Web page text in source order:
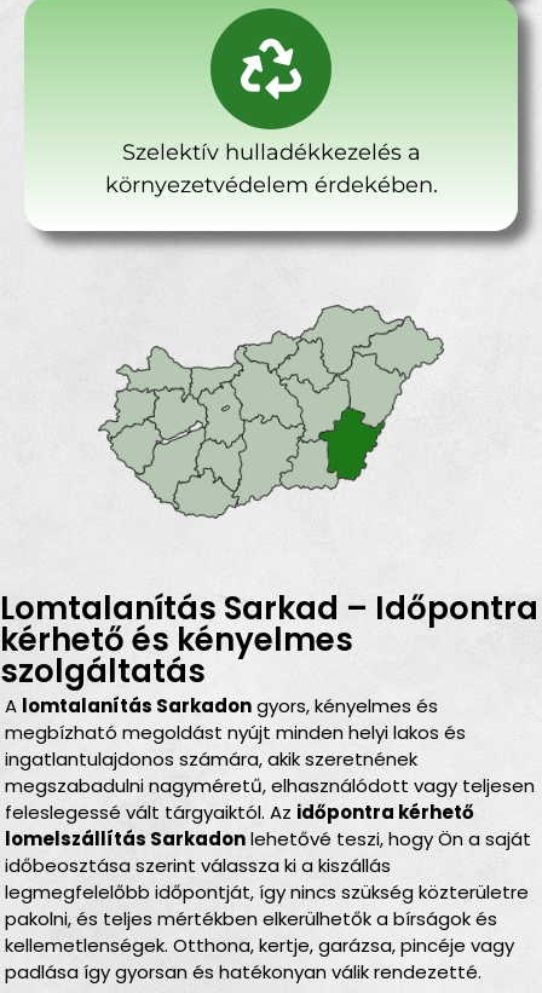
Szelektív hulladékkezelés a
környezetvédelem érdekében.
Lomtalanítás Sarkad – Időpontra
kérhető és kényelmes
szolgáltatás
A lomtalanítás Sarkadongyors, kényelmes és
megbízható megoldást nyújt minden helyi lakos és
ingatlantulajdonos számára, akik szeretnének
megszabadulni nagyméretű, elhasználódott vagy teljesen
feleslegessé vált tárgyaiktól. Az időpontra kérhető
lomelszállítás Sarkadonlehetővé teszi, hogy Ön a saját
időbeosztása szerint válassza ki a kiszállás
legmegfelelőbb időpontját, így nincs szükség közterületre
pakolni, és teljes mértékben elkerülhetők a bírságok és
kellemetlenségek. Otthona, kertje, garázsa, pincéje vagy
padlása így gyorsan és hatékonyan válik rendezetté.